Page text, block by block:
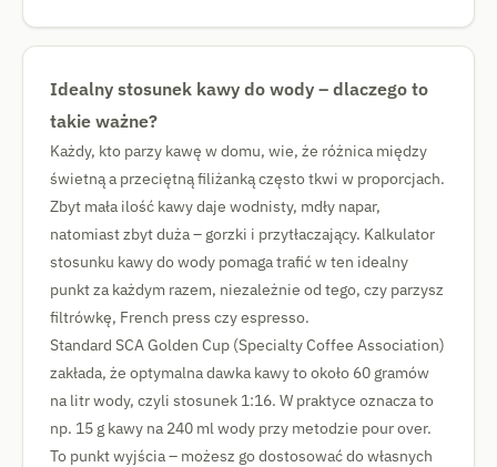
Idealny stosunek kawy do wody – dlaczego to
takie ważne?
Każdy, kto parzy kawę w domu, wie, że różnica między
świetną a przeciętną filiżanką często tkwi w proporcjach.
Zbyt mała ilość kawy daje wodnisty, mdły napar,
natomiast zbyt duża – gorzki i przytłaczający. Kalkulator
stosunku kawy do wody pomaga trafić w ten idealny
punkt za każdym razem, niezależnie od tego, czy parzysz
filtrówkę, French press czy espresso.
Standard SCA Golden Cup (Specialty Coffee Association)
zakłada, że optymalna dawka kawy to około 60 gramów
na litr wody, czyli stosunek 1:16. W praktyce oznacza to
np. 15 g kawy na 240 ml wody przy metodzie pour over.
To punkt wyjścia – możesz go dostosować do własnych